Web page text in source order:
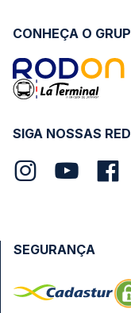
SIGA NOSSAS
CONHEÇA O
SEGURANÇA